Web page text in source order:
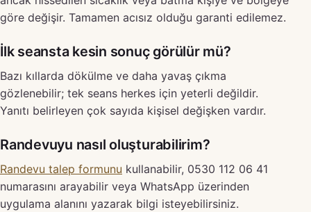
göre değişir. Tamamen acısız olduğu garanti edilemez.
İlk seansta kesin sonuç görülür mü?
Bazı kıllarda dökülme ve daha yavaş çıkma
gözlenebilir; tek seans herkes için yeterli değildir.
Yanıtı belirleyen çok sayıda kişisel değişken vardır.
Randevuyu nasıl oluşturabilirim?
Randevu talep formunu kullanabilir, 0530 112 06 41
numarasını arayabilir veya WhatsApp üzerinden
uygulama alanını yazarak bilgi isteyebilirsiniz.